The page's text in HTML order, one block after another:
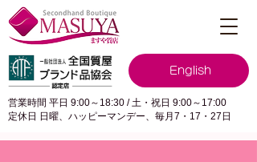
English
営業時間 平日 9:00～18:30 / 土・祝日 9:00～17:00
定休日 日曜、ハッピーマンデー、毎月7・17・27日